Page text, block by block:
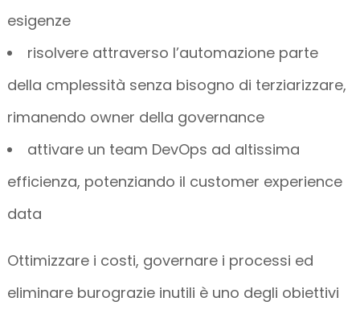
esigenze
risolvere attraverso l’automazione parte
della cmplessità senza bisogno di terziarizzare,
rimanendo owner della governance
attivare un team DevOps ad altissima
efficienza, potenziando il customer experience
data
Ottimizzare i costi, governare i processi ed
eliminare burograzie inutili è uno degli obiettivi